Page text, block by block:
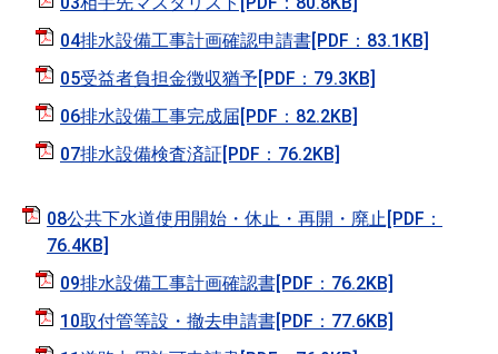
04排水設備工事計画確認申請書[PDF：83.1KB]
05受益者負担金徴収猶予[PDF：79.3KB]
06排水設備工事完成届[PDF：82.2KB]
07排水設備検査済証[PDF：76.2KB]
08公共下水道使用開始・休止・再開・廃止[PDF：
76.4KB]
09排水設備工事計画確認書[PDF：76.2KB]
10取付管等設・撤去申請書[PDF：77.6KB]